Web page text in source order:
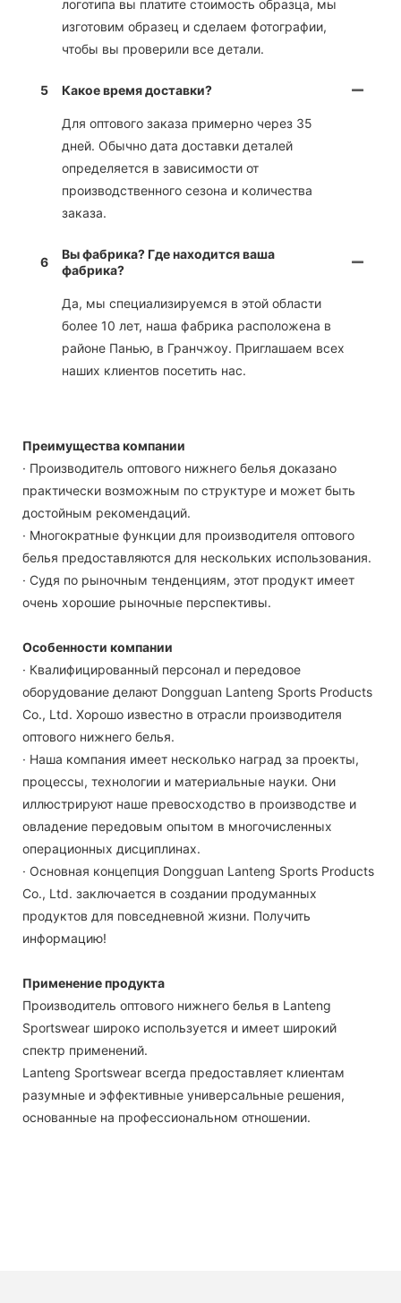
логотипа вы платите стоимость образца, мы
изготовим образец и сделаем фотографии,
чтобы вы проверили все детали.
5 Какое время доставки?
Для оптового заказа примерно через 35
дней. Обычно дата доставки деталей
определяется в зависимости от
производственного сезона и количества
заказа.
6
Вы фабрика? Где находится ваша
фабрика?
Да, мы специализируемся в этой области
более 10 лет, наша фабрика расположена в
районе Панью, в Гранчжоу. Приглашаем всех
наших клиентов посетить нас.
Преимущества компании
· Производитель оптового нижнего белья доказано
практически возможным по структуре и может быть
достойным рекомендаций.
· Многократные функции для производителя оптового
белья предоставляются для нескольких использования.
· Судя по рыночным тенденциям, этот продукт имеет
очень хорошие рыночные перспективы.
Особенности компании
· Квалифицированный персонал и передовое
оборудование делают Dongguan Lanteng Sports Products
Co., Ltd. Хорошо известно в отрасли производителя
оптового нижнего белья.
· Наша компания имеет несколько наград за проекты,
процессы, технологии и материальные науки. Они
иллюстрируют наше превосходство в производстве и
овладение передовым опытом в многочисленных
операционных дисциплинах.
· Основная концепция Dongguan Lanteng Sports Products
Co., Ltd. заключается в создании продуманных
продуктов для повседневной жизни. Получить
информацию!
Применение продукта
Производитель оптового нижнего белья в Lanteng
Sportswear широко используется и имеет широкий
спектр применений.
Lanteng Sportswear всегда предоставляет клиентам
разумные и эффективные универсальные решения,
основанные на профессиональном отношении.